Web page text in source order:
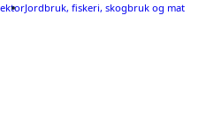
Jordbruk, fiskeri, skogbruk og mat